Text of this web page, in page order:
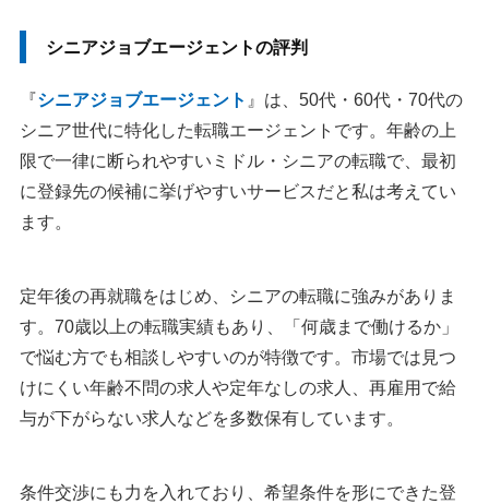
シニアジョブエージェントの評判
『シニアジョブエージェント 』は、50代・60代・70代の
シニア世代に特化した転職エージェントです。年齢の上
限で一律に断られやすいミドル・シニアの転職で、最初
に登録先の候補に挙げやすいサービスだと私は考えてい
ます。
定年後の再就職をはじめ、シニアの転職に強みがありま
す。70歳以上の転職実績もあり、「何歳まで働けるか」
で悩む方でも相談しやすいのが特徴です。市場では見つ
けにくい年齢不問の求人や定年なしの求人、再雇用で給
与が下がらない求人などを多数保有しています。
条件交渉にも力を入れており、希望条件を形にできた登